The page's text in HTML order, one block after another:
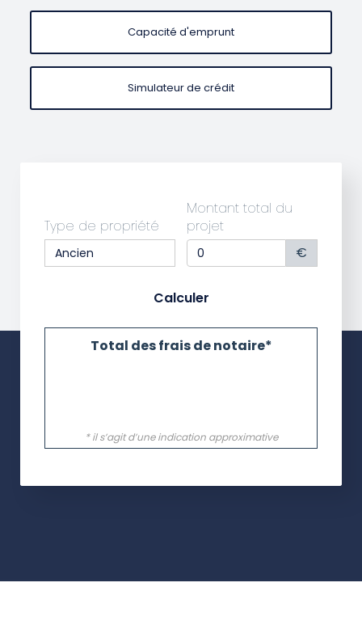
Capacité d'emprunt
Simulateur de crédit